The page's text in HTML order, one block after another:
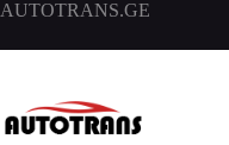
AUTOTRANS.GE